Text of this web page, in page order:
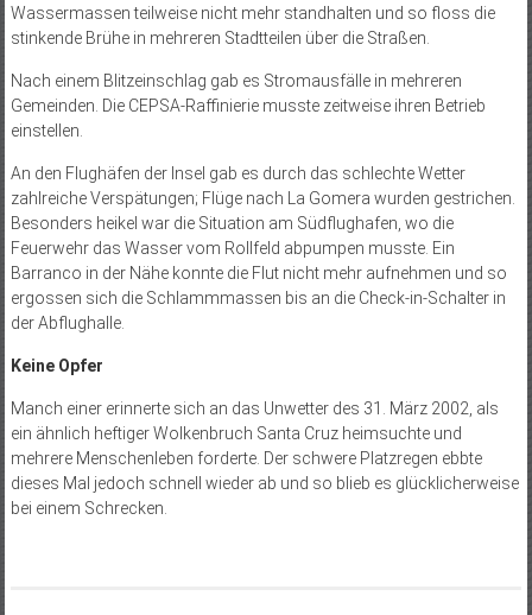
Wassermassen teilweise nicht mehr standhalten und so floss die
stinkende Brühe in mehreren Stadtteilen über die Straßen.
Nach einem Blitzeinschlag gab es Stromausfälle in mehreren
Gemeinden. Die CEPSA-Raffinierie musste zeitweise ihren Betrieb
einstellen.
An den Flughäfen der Insel gab es durch das schlechte Wetter
zahlreiche Verspätungen; Flüge nach La Gomera wurden gestrichen.
Besonders heikel war die Situation am Südflughafen, wo die
Feuerwehr das Wasser vom Rollfeld abpumpen musste. Ein
Barranco in der Nähe konnte die Flut nicht mehr aufnehmen und so
ergossen sich die Schlammmassen bis an die Check-in-Schalter in
der Abflughalle.
Keine Opfer
Manch einer erinnerte sich an das Unwetter des 31. März 2002, als
ein ähnlich heftiger Wolkenbruch Santa Cruz heimsuchte und
mehrere Menschenleben forderte. Der schwere Platzregen ebbte
dieses Mal jedoch schnell wieder ab und so blieb es glücklicherweise
bei einem Schrecken.